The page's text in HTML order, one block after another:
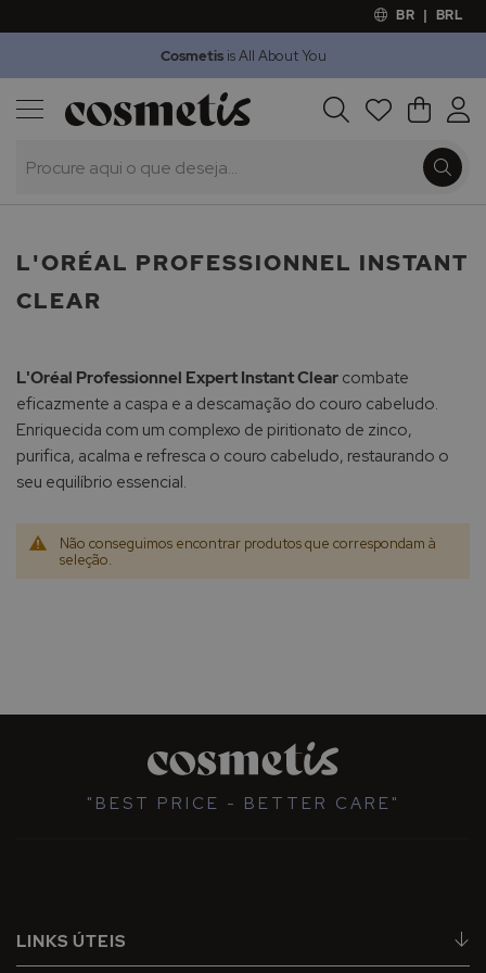
BR | BRL
Cosmetisis All About You
Procura O Meu
Outlet
L'ORÉAL PROFESSIONNEL INSTANT
CLEAR
L'Oréal Professionnel Expert Instant Clear combate
eficazmente a caspa e a descamação do couro cabeludo.
Enriquecida com um complexo de piritionato de zinco,
purifica, acalma e refresca o couro cabeludo, restaurando o
seu equilíbrio essencial.
Não conseguimos encontrar produtos que correspondam à
seleção.
"BEST PRICE - BETTER CARE"
LINKS ÚTEIS